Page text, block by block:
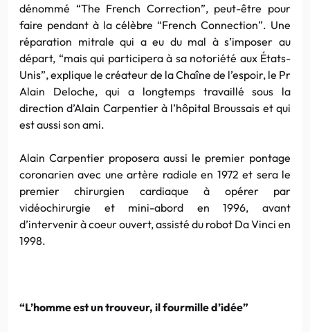
dénommé “The French Correction”, peut-être pour
faire pendant à la célèbre “French Connection”. Une
réparation mitrale qui a eu du mal à s’imposer au
départ, “mais qui participera à sa notoriété aux États-
Unis”, explique le créateur de la Chaîne de l’espoir, le Pr
Alain Deloche, qui a longtemps travaillé sous la
direction d’Alain Carpentier à l’hôpital Broussais et qui
est aussi son ami.
Alain Carpentier proposera aussi le premier pontage
coronarien avec une artère radiale en 1972 et sera le
premier chirurgien cardiaque à opérer par
vidéochirurgie et mini-abord en 1996, avant
d’intervenir à coeur ouvert, assisté du robot Da Vinci en
1998.
“L’homme est un trouveur, il fourmille d’idée”